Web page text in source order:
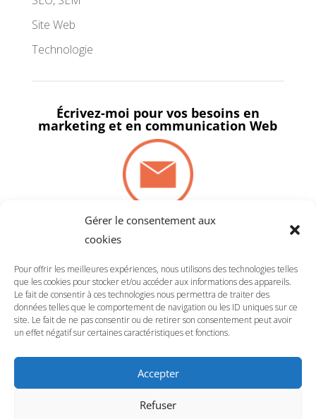
Gérer le consentement aux
cookies
Pour offrir les meilleures expériences, nous utilisons des technologies telles
que les cookies pour stocker et/ou accéder aux informations des appareils.
Le fait de consentir à ces technologies nous permettra de traiter des
données telles que le comportement de navigation ou les ID uniques sur ce
site. Le fait de ne pas consentir ou de retirer son consentement peut avoir
un effet négatif sur certaines caractéristiques et fonctions.
Accepter
Refuser
Site Web
Technologie
Écrivez-moi pour vos besoins en
marketing et en communication Web
Écrivez-moi pour vos besoins en
marketing et en communication Web